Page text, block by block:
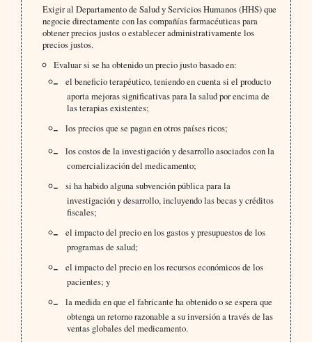
Exigir al Departamento de Salud y Servicios Humanos (HHS) que
negocie directamente con las compañías farmacéuticas para
obtener precios justos o establecer administrativamente los
precios justos.
Evaluar si se ha obtenido un precio justo basado en:
el beneficio terapéutico, teniendo en cuenta si el producto
aporta mejoras significativas para la salud por encima de
las terapias existentes;
los precios que se pagan en otros países ricos;
los costos de la investigación y desarrollo asociados con la
comercialización del medicamento;
si ha habido alguna subvención pública para la
investigación y desarrollo, incluyendo las becas y créditos
fiscales;
el impacto del precio en los gastos y presupuestos de los
programas de salud;
el impacto del precio en los recursos económicos de los
pacientes; y
la medida en que el fabricante ha obtenido o se espera que
obtenga un retorno razonable a su inversión a través de las
ventas globales del medicamento.